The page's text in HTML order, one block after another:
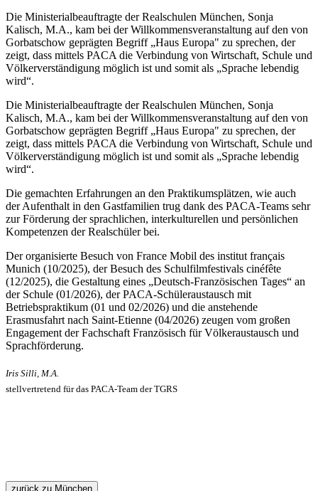
Die Ministerialbeauftragte der Realschulen München, Sonja
Kalisch, M.A., kam bei der Willkommensveranstaltung auf den von
Gorbatschow geprägten Begriff „Haus Europa" zu sprechen, der
zeigt, dass mittels PACA die Verbindung von Wirtschaft, Schule und
Völkerverständigung möglich ist und somit als „Sprache lebendig
wird“.
Die Ministerialbeauftragte der Realschulen München, Sonja
Kalisch, M.A., kam bei der Willkommensveranstaltung auf den von
Gorbatschow geprägten Begriff „Haus Europa" zu sprechen, der
zeigt, dass mittels PACA die Verbindung von Wirtschaft, Schule und
Völkerverständigung möglich ist und somit als „Sprache lebendig
wird“.
Die gemachten Erfahrungen an den Praktikumsplätzen, wie auch
der Aufenthalt in den Gastfamilien trug dank des PACA-Teams sehr
zur Förderung der sprachlichen, interkulturellen und persönlichen
Kompetenzen der Realschüler bei.
Der organisierte Besuch von France Mobil des institut français
Munich (10/2025), der Besuch des Schulfilmfestivals cinéfête
(12/2025), die Gestaltung eines „Deutsch-Französischen Tages“ an
der Schule (01/2026), der PACA-Schüleraustausch mit
Betriebspraktikum (01 und 02/2026) und die anstehende
Erasmusfahrt nach Saint-Etienne (04/2026) zeugen vom großen
Engagement der Fachschaft Französisch für Völkeraustausch und
Sprachförderung.
Iris Silli, M.A.
stellvertretend für das PACA-Team der TGRS
zurück zu München